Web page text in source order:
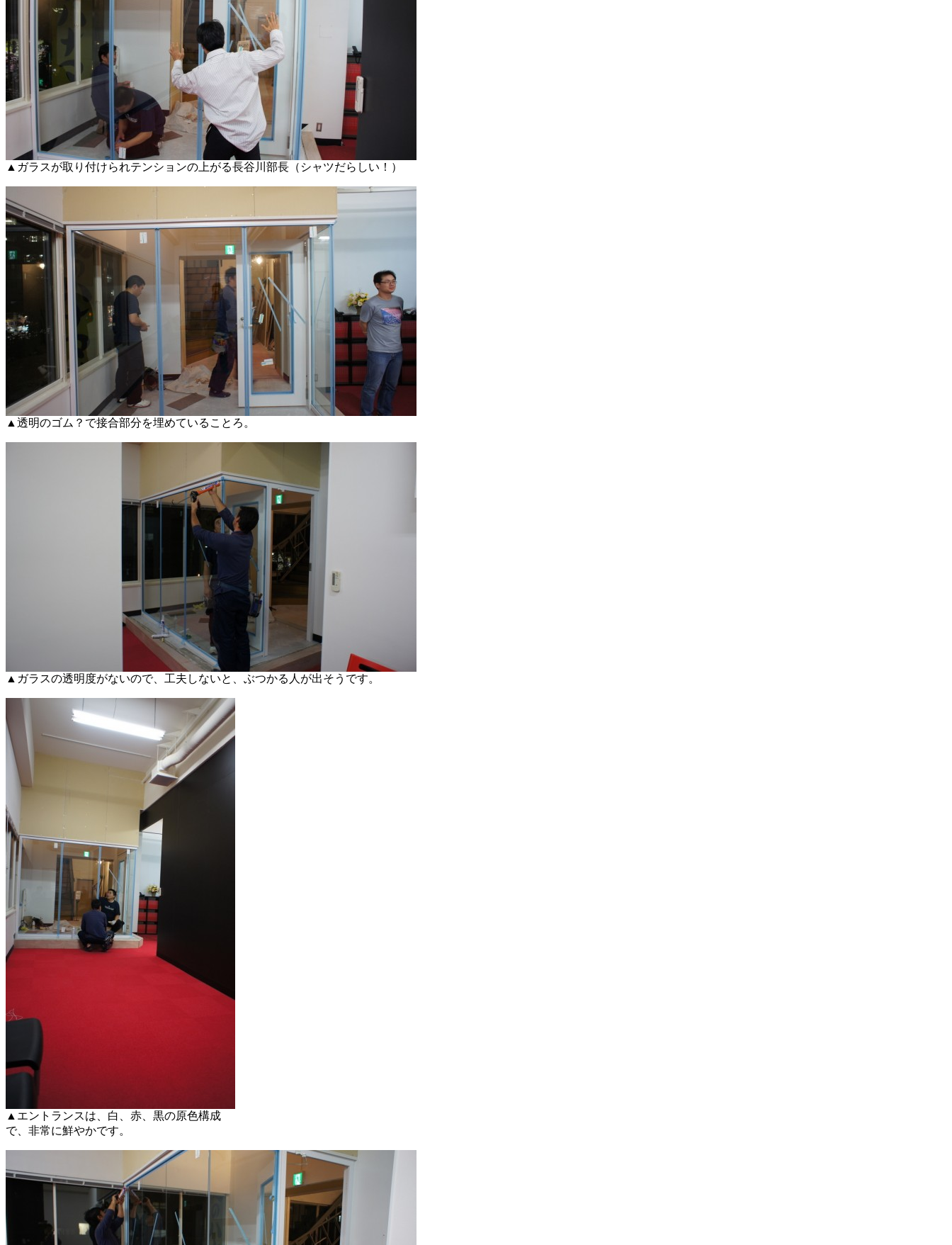
▲ガラスが取り付けられテンションの上がる長谷川部長（シャツだらしい！）
▲透明のゴム？で接合部分を埋めていることろ。
▲ガラスの透明度がないので、工夫しないと、ぶつかる人が出そうです。
▲エントランスは、白、赤、黒の原色構成
で、非常に鮮やかです。